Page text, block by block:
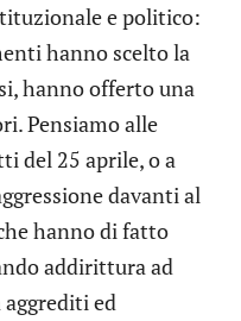
e politico:
hanno scelto la
hanno offerto una
Pensiamo alle
del 25 aprile, o a
davanti al
hanno di fatto
addirittura ad
ed